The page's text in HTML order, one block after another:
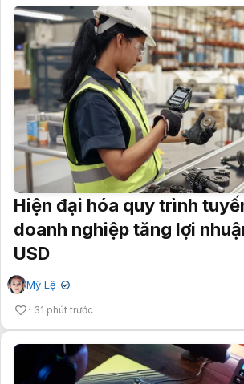
Hiện đại hóa quy trình
doanh nghiệp tăng lợi
USD
Mỹ Lệ ✔
31 phút trước